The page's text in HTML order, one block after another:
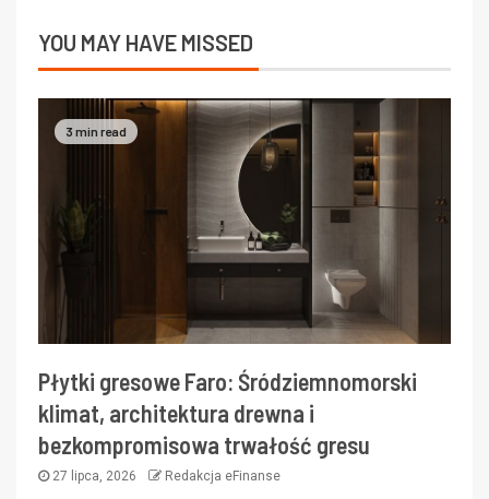
YOU MAY HAVE MISSED
3 min read
Płytki gresowe Faro: Śródziemnomorski
klimat, architektura drewna i
bezkompromisowa trwałość gresu
27 lipca, 2026 Redakcja eFinanse